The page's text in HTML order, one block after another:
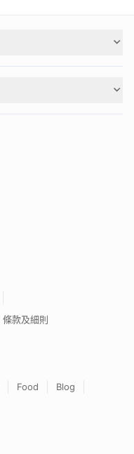
條款及細則
Food
Blog